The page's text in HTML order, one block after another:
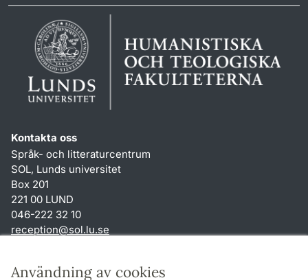
Användning av cookies
Kontakta oss
Språk- och litteraturcentrum
SOL, Lunds universitet
Box 201
221 00 LUND
046-222 32 10
reception@sol.lu.se
Genvägar